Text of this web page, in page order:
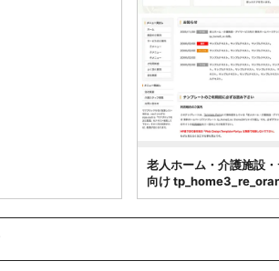
老人ホーム・介護施設
向け